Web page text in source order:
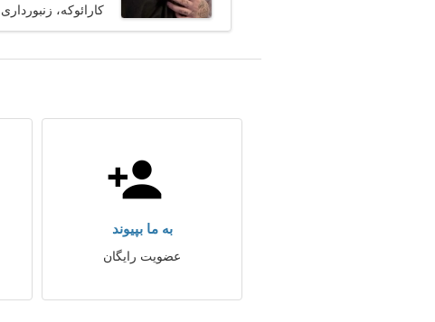
کارائوکه، زنبورداری
به ما بپیوند
عضویت رایگان